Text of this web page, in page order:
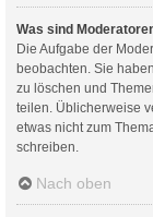
Was sind
Die Aufgabe der
beobachten. Sie
zu löschen und
teilen. Üblicherweise
etwas nicht zum
schreiben.
Nach oben